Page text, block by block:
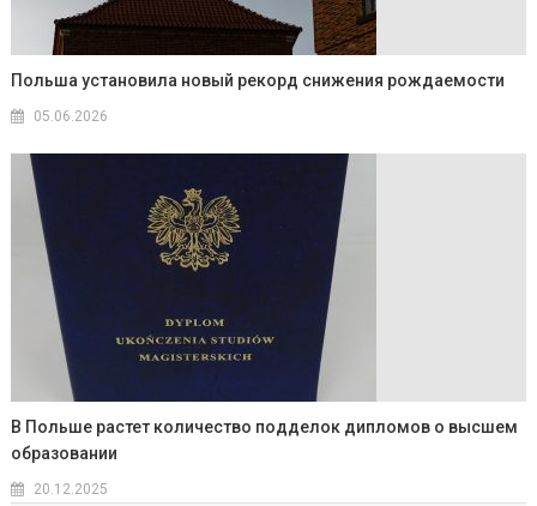
Польша установила новый рекорд снижения рождаемости
05.06.2026
В Польше растет количество подделок дипломов о высшем
образовании
20.12.2025